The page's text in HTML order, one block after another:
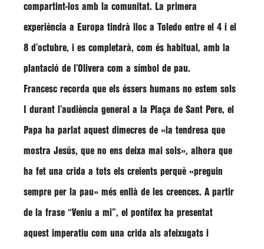
compartint-los amb la comunitat. La primera
experiència a Europa tindrà lloc a Toledo entre el 4 i el
8 d’octubre, i es completarà, com és habitual, amb la
plantació de l’Olivera com a símbol de pau.
Francesc recorda que els éssers humans no estem sols
I durant l’audiència general a la Plaça de Sant Pere, el
Papa ha parlat aquest dimecres de «la tendresa que
mostra Jesús, que no ens deixa mai sols», alhora que
ha fet una crida a tots els creients perquè «preguin
sempre per la pau» més enllà de les creences. A partir
de la frase “Veniu a mi”, el pontífex ha presentat
aquest imperatiu com una crida als afeixugats i